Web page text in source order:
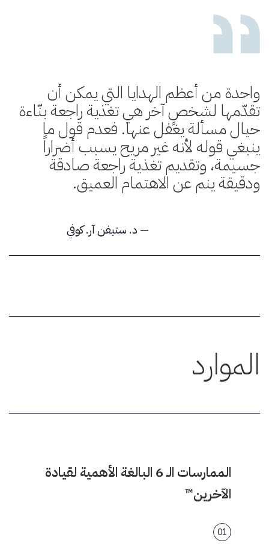
واحدة من أعظم الهدايا التي يمكن أن
تقدّمها لشخصٍ آخر هي تغذية راجعة بنّاءة
حيال مسألة يغفل عنها. فعدم قول ما
ينبغي قوله لأنه غير مريح يسبب أضراراً
جسيمة، وتقديم تغذية راجعة صادقة
ودقيقة ينم عن الاهتمام العميق.
— د. ستيفن آر. كوفي
الموارد
الممارسات الـ 6 البالغة الأهمية لقيادة
الآخرين™
01